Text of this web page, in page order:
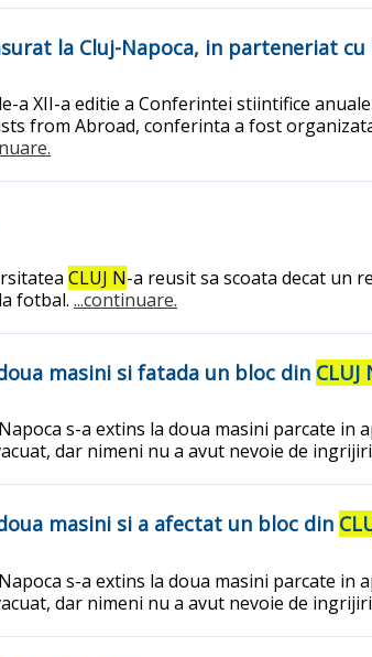
la Cluj-Napoca, in parteneriat cu
a XII-a editie a Conferintei stiintifice
from Abroad, conferinta a fost
CLUJ N-a reusit sa scoata decat un
fotbal. ...continuare.
masini si fatada un bloc din CLUJ
s-a extins la doua masini parcate
dar nimeni nu a avut nevoie de ingrijiri
masini si a afectat un bloc din
s-a extins la doua masini parcate
dar nimeni nu a avut nevoie de ingrijiri